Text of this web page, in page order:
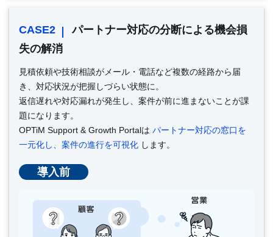
CASE2
パートナー対応の分断による機会損
失の解消
見積依頼や技術相談がメール・電話など複数の経路から届
き、対応状況が把握しづらい状態に。
返信遅れや対応漏れが発生し、案件が前に進まないことが課
題になります。
OPTiM Support & Growth Portalは パートナー対応の窓口を
一元化し、案件の進行を可視化 します。
導入前